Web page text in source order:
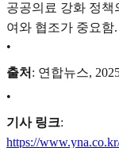
공공의료 강화 정
여와 협조가 중요함.
•
출처 : 연합뉴스,
•
기사 링크:
https://